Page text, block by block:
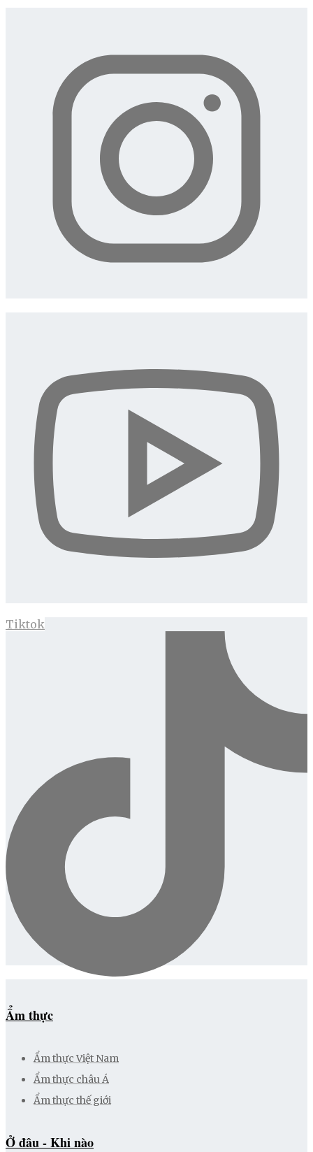
Tiktok
Ẩm thực
Ẩm thực Việt Nam
Ẩm thực châu Á
Ẩm thực thế giới
Ở đâu - Khi nào